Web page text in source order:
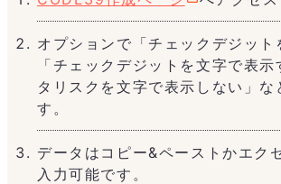
オプションで「チェックデジット
「チェックデジットを文字で表示
タリスクを文字で表示しない」な
す。
データはコピー&ペーストかエク
入力可能です。